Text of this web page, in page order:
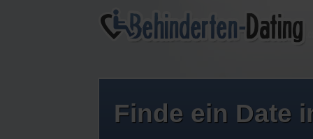
Finde ein Date